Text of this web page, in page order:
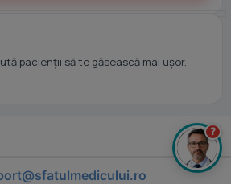
pacienții să te găsească mai ușor.
?